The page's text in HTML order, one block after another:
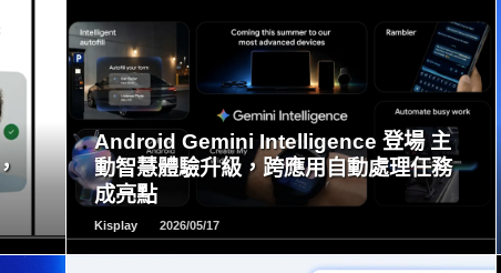
Android Gemini Intelligence 登場 主
動智慧體驗升級，跨應用自動處理任務
成亮點
Kisplay 2026/05/17
READ
MORE